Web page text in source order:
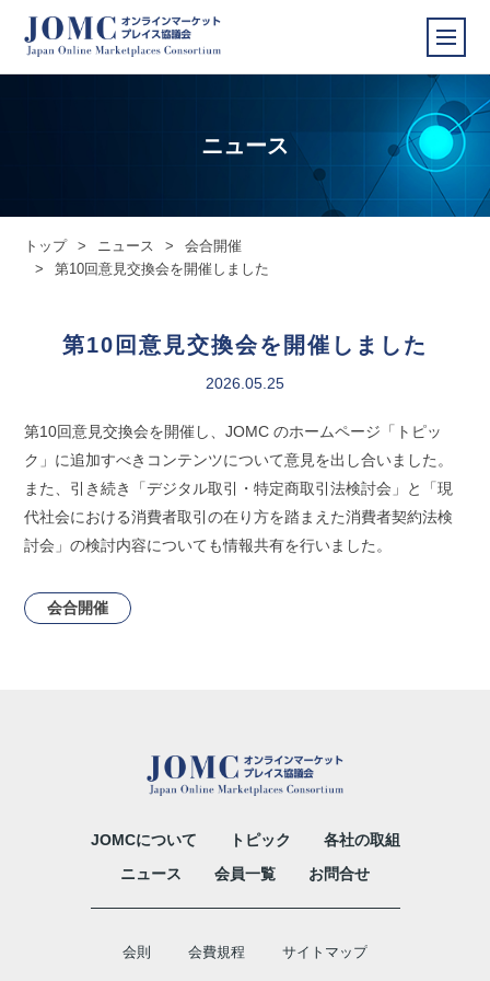
ニュース
トップ > ニュース >
会合開催
>
第10回意見交換会を開催しました
第10回意見交換会を開催しました
2026.05.25
第10回意見交換会を開催し、JOMC のホームページ「トピッ
ク」に追加すべきコンテンツについて意見を出し合いました。
また、引き続き「デジタル取引・特定商取引法検討会」と「現
代社会における消費者取引の在り方を踏まえた消費者契約法検
討会」の検討内容についても情報共有を行いました。
会合開催
JOMCについて トピック
各社の取組
ニュース
会員一覧 お問合せ
会則 会費規程 サイトマップ